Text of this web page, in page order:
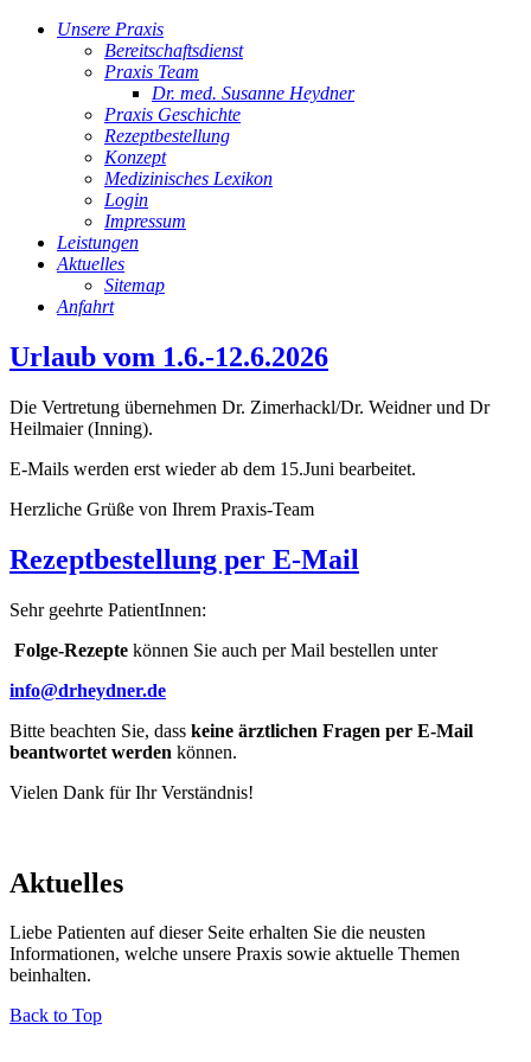
Unsere Praxis
Bereitschaftsdienst
Praxis Team
Dr. med. Susanne Heydner
Praxis Geschichte
Rezeptbestellung
Konzept
Medizinisches Lexikon
Login
Impressum
Leistungen
Aktuelles
Sitemap
Anfahrt
Urlaub vom 1.6.-12.6.2026
Die Vertretung übernehmen Dr. Zimerhackl/Dr. Weidner und Dr
Heilmaier (Inning).
E-Mails werden erst wieder ab dem 15.Juni bearbeitet.
Herzliche Grüße von Ihrem Praxis-Team
Rezeptbestellung per E-Mail
Sehr geehrte PatientInnen:
Folge-Rezepte können Sie auch per Mail bestellen unter
info@drheydner.de
Bitte beachten Sie, dass keine ärztlichen Fragen per E-Mail
beantwortet werden können.
Vielen Dank für Ihr Verständnis!
Aktuelles
Liebe Patienten auf dieser Seite erhalten Sie die neusten
Informationen, welche unsere Praxis sowie aktuelle Themen
beinhalten.
Back to Top